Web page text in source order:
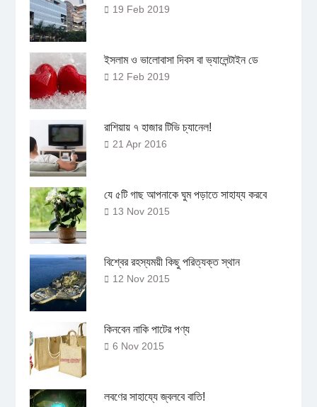
19 Feb 2019
ইসলাম ও ভালোবাসা দিবস বা ভ্যালেন্টাইন ডে
12 Feb 2019
রাশিয়ায় ৭ হাজার টিভি চ্যানেল!
21 Apr 2016
যে ৫টি গাছ আপনাকে ঘুম পড়াতে সাহায্য করবে
13 Nov 2015
বিশ্বের রহস্যময়ী কিছু পরিত্যক্ত স্থান
12 Nov 2015
কিনবেন নাকি পাটের পণ্য
6 Nov 2015
লবণের সাহায্যে জ্বলবে বাতি!